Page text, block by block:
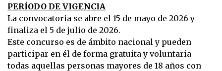
PERÍODO DE VIGENCIA
La convocatoria se abre el 15 de mayo de 2026 y
finaliza el 5 de julio de 2026.
Este concurso es de ámbito nacional y pueden
participar en él de forma gratuita y voluntaria
todas aquellas personas mayores de 18 años con